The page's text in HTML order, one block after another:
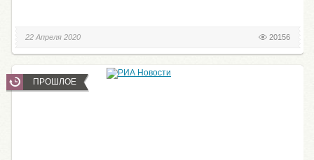
20156
22 Апреля 2020
ПРОШЛОЕ